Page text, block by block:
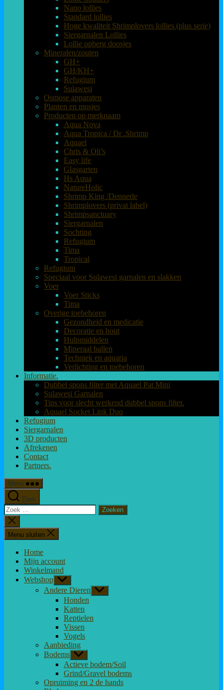
Nano lollies
Standard lollies
Hoge kwaliteit Shrimplovers lollies (plus serie)
Siergarnalen Lollies
Lollie opberg doosjes
Mineralen/zouten
GH+
GH/KH+
Refugium
Sulawesi
Osmose apparaten
Planten en mosjes
Producten op merknaam
Aqua Nova
Aqua Tropica / Dr .Shrimp
Aquael
Chris & Oli’s
Easy life
Glasgarten
Hs Aqua
NatureHolic
Shrimp King /Dennerle
Shrimplovers (privat label)
Shrimpsanctuary
Siergarnalen
Sochting
Refugium
Tima
Tropical
Refugium
Speciaal voor Sulawesi garnalen en slakken
Voer
Voer Sticks
Tima
Overige toebehoren
Gezondheid en medicatie
Decoratie en hout
Hulpmiddelen
Mineraal ballen
Techniek en aquaria
Verlichting en toebehoren
Informatie.
Dubbel spons filter met Aquael Pat Mini
Sulawesi Garnalen
Tips voor slecht werkend dubbel spons filter.
Aquael Socket Link Duo
Refugium
Siergarnalen
3D producten
Afrekenen
Contact
Partners.
Menu
Zoek
Zoeken
naar:
Zoeken
sluiten
Menu sluiten
Home
Mijn account
Winkelmand
Webshop Toon
submenu
Andere Dieren Toon
submenu
Honden
Katten
Reptielen
Vissen
Vogels
Aanbieding
Bodems Toon
submenu
Actieve bodem/Soil
Grind/Gravel bodems
Opruiming en 2 de hands